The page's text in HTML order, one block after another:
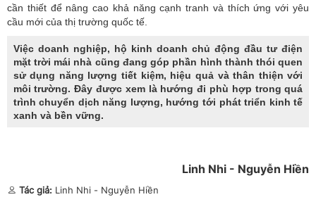
cần thiết để nâng cao khả năng cạnh tranh và thích ứng với yêu
cầu mới của thị trường quốc tế.
Việc doanh nghiệp, hộ kinh doanh chủ động đầu tư điện
mặt trời mái nhà cũng đang góp phần hình thành thói quen
sử dụng năng lượng tiết kiệm, hiệu quả và thân thiện với
môi trường. Đây được xem là hướng đi phù hợp trong quá
trình chuyển dịch năng lượng, hướng tới phát triển kinh tế
xanh và bền vững.
Linh Nhi - Nguyễn Hiền
Tác giả: Linh Nhi - Nguyễn Hiền